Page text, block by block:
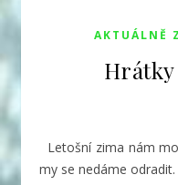
AKTUÁLNĚ
Letošní zima nám moc nepřeje, co se týče sněhu, ale
my se nedáme odradit.